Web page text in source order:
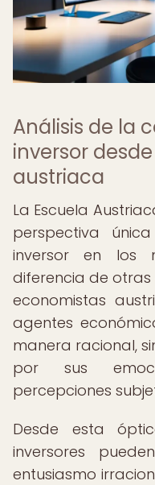
Análisis de la
inversor
austriaca
La Escuela
perspectiva
inversor en los
diferencia de otras
economistas
agentes
manera racional,
por sus
percepciones
Desde esta
inversores
entusiasmo